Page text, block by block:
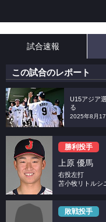
試合速報
この試合のレポート
U15アジア
る
2025年8月17
勝利投手
上原 優馬
右投左打
苫小牧リトルシ
敗戦投手